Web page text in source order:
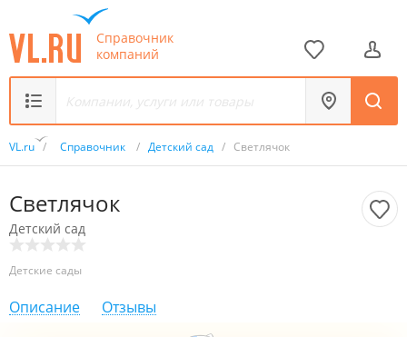
Справочник
компаний
VL.ru / Справочник / Детский сад / Светлячок
Светлячок
Детский сад
Детские сады
Описание Отзывы